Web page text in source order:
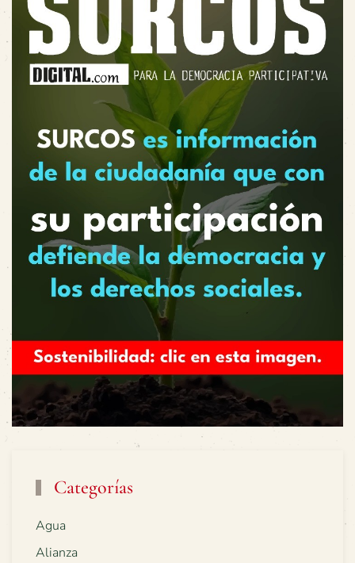
Categorías
Agua
Alianza